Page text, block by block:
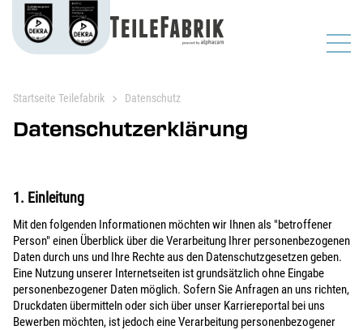
Startseite Teilefabrik Datenschutz
Datenschutzerklärung
1. Einleitung
Mit den folgenden Informationen möchten wir Ihnen als "betroffener
Person" einen Überblick über die Verarbeitung Ihrer personenbezogenen
Daten durch uns und Ihre Rechte aus den Datenschutzgesetzen geben.
Eine Nutzung unserer Internetseiten ist grundsätzlich ohne Eingabe
personenbezogener Daten möglich. Sofern Sie Anfragen an uns richten,
Druckdaten übermitteln oder sich über unser Karriereportal bei uns
Bewerben möchten, ist jedoch eine Verarbeitung personenbezogener